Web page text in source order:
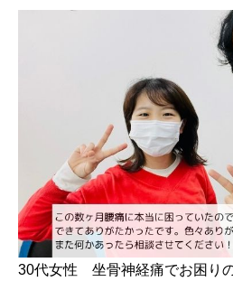
30代女性 坐骨神経痛でお困り